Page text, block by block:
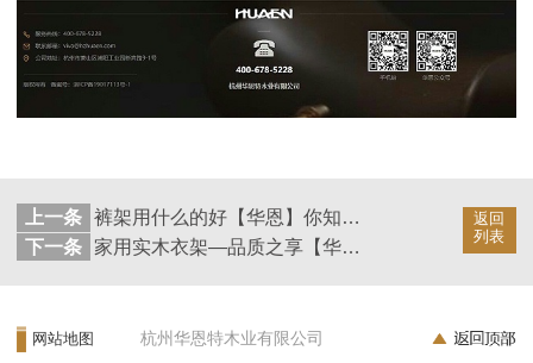
返回
列表
上一条
裤架用什么的好【华恩】你知道吗
下一条
家用实木衣架—品质之享【华恩】
网站地图 杭州华恩特木业有限公司